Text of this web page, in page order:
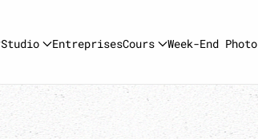
Studio EntreprisesCours Week-End Photo